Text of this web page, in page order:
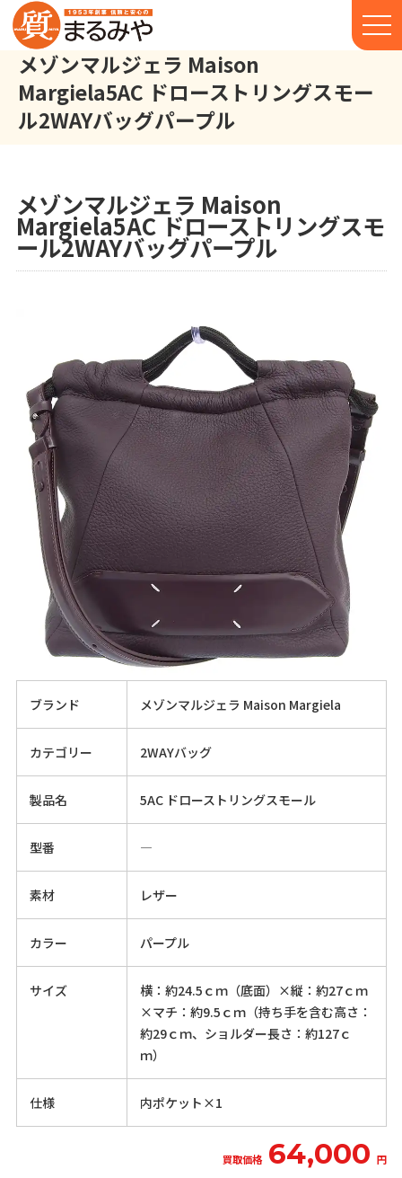
メゾンマルジェラ Maison
Margiela5AC ドローストリングスモー
ル2WAYバッグパープル
メゾンマルジェラ Maison
Margiela5AC ドローストリングスモ
ール2WAYバッグパープル
ブランド メゾンマルジェラ Maison Margiela
カテゴリー 2WAYバッグ
製品名 5AC ドローストリングスモール
型番 ―
素材 レザー
カラー パープル
サイズ
横：約24.5ｃｍ（底面）×縦：約27ｃｍ
×マチ：約9.5ｃｍ（持ち手を含む高さ：
約29ｃｍ、ショルダー長さ：約127ｃ
ｍ）
仕様 内ポケット×1
買取価格 64,000 円